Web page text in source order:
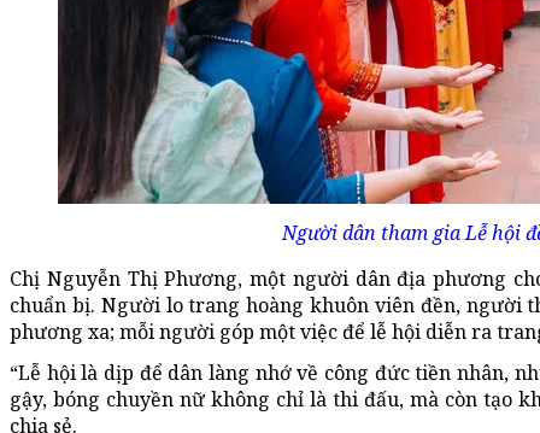
Người dân tham gia Lễ hội
Chị Nguyễn Thị Phương, một người dân địa phương
chuẩn bị. Người lo trang hoàng khuôn viên đền, người
phương xa; mỗi người góp một việc để lễ hội diễn ra
“Lễ hội là dịp để dân làng nhớ về công đức tiền nhân,
gậy, bóng chuyền nữ không chỉ là thi đấu, mà còn tạo
chia sẻ.